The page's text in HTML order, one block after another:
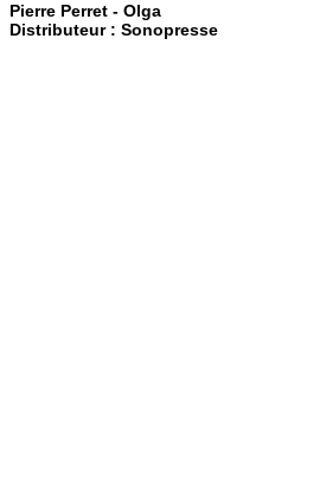
Pierre Perret - Olga
Distributeur : Sonopresse